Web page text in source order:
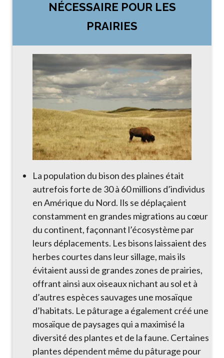
NÉCESSAIRE POUR LES
PRAIRIES
La population du bison des plaines était
autrefois forte de 30 à 60 millions d’individus
en Amérique du Nord. Ils se déplaçaient
constamment en grandes migrations au cœur
du continent, façonnant l’écosystème par
leurs déplacements. Les bisons laissaient des
herbes courtes dans leur sillage, mais ils
évitaient aussi de grandes zones de prairies,
offrant ainsi aux oiseaux nichant au sol et à
d’autres espèces sauvages une mosaïque
d’habitats. Le pâturage a également créé une
mosaïque de paysages qui a maximisé la
diversité des plantes et de la faune. Certaines
plantes dépendent même du pâturage pour